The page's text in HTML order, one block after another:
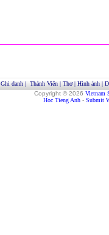
Ghi danh| Thành Viên| Thơ| Hình ảnh|
Copyright © 2026 Vietnam
Hoc Tieng Anh - Submit